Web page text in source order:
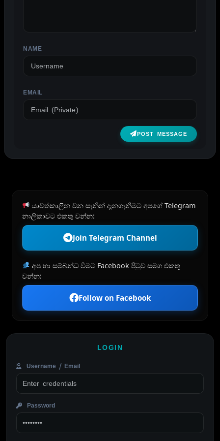
NAME
EMAIL
POST MESSAGE
යාවත්කාලීන වන සැනින් දැනගැනීමට අපගේ Telegram
නාලිකාවට එකතු වන්න:
Join Telegram Channel
අප හා සම්බන්ධ වීමට Facebook පිටුව සමග එකතු
වන්න:
Follow on Facebook
LOGIN
Username / Email
Password